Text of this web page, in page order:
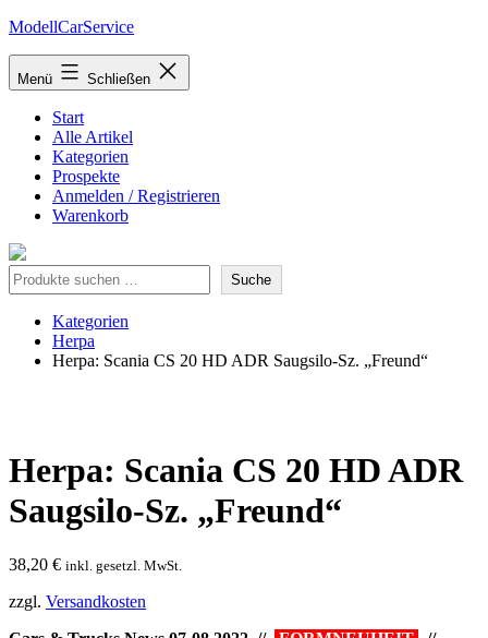
Zum
springen
ModellCarService
Menü Schließen
Start
Alle Artikel
Kategorien
Prospekte
Anmelden / Registrieren
Warenkorb
Suche Suche
Kategorien
Herpa
Herpa: Scania CS 20 HD ADR Saugsilo-Sz. „Freund“
Herpa: Scania CS 20 HD ADR
Saugsilo-Sz. „Freund“
38,20 € inkl. gesetzl. MwSt.
zzgl. Versandkosten